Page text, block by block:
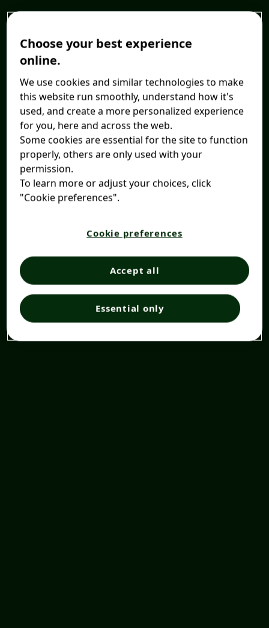
Choose your best experience
online.
We use cookies and similar technologies to make
this website run smoothly, understand how it's
used, and create a more personalized experience
for you, here and across the web.
Some cookies are essential for the site to function
properly, others are only used with your
permission.
To learn more or adjust your choices, click
"Cookie preferences".
Cookie preferences
Essential only
Accept all